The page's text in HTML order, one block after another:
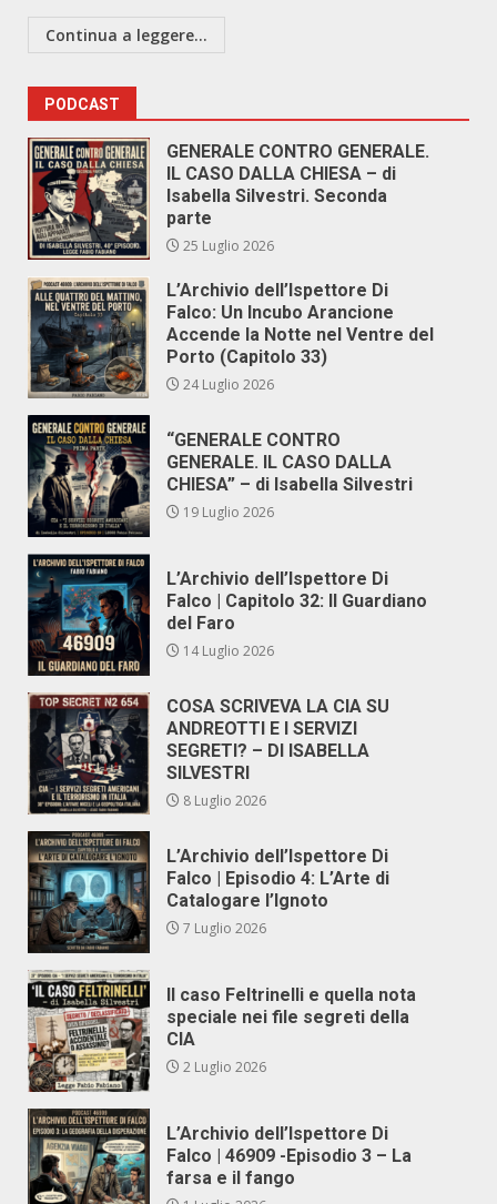
Continua a leggere...
PODCAST
GENERALE CONTRO GENERALE.
IL CASO DALLA CHIESA – di
Isabella Silvestri. Seconda
parte
25 Luglio 2026
L’Archivio dell’Ispettore Di
Falco: Un Incubo Arancione
Accende la Notte nel Ventre del
Porto (Capitolo 33)
24 Luglio 2026
“GENERALE CONTRO
GENERALE. IL CASO DALLA
CHIESA” – di Isabella Silvestri
19 Luglio 2026
L’Archivio dell’Ispettore Di
Falco | Capitolo 32: Il Guardiano
del Faro
14 Luglio 2026
COSA SCRIVEVA LA CIA SU
ANDREOTTI E I SERVIZI
SEGRETI? – DI ISABELLA
SILVESTRI
8 Luglio 2026
L’Archivio dell’Ispettore Di
Falco | Episodio 4: L’Arte di
Catalogare l’Ignoto
7 Luglio 2026
Il caso Feltrinelli e quella nota
speciale nei file segreti della
CIA
2 Luglio 2026
L’Archivio dell’Ispettore Di
Falco | 46909 -Episodio 3 – La
farsa e il fango